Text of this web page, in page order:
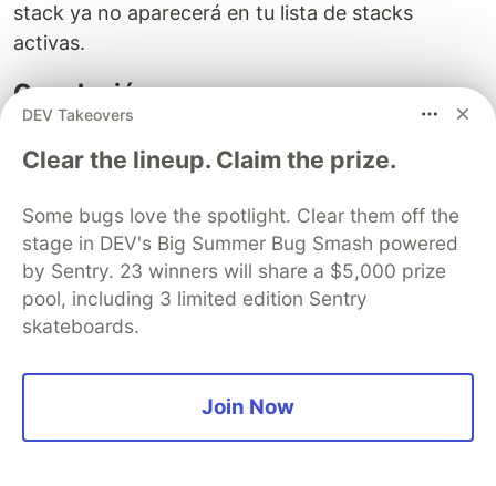
stack ya no aparecerá en tu lista de stacks
activas.
Conclusión
sensibles con Enclaves de Nitro en Amazon EC2,
AWS KMS para restringir el acceso y que solo el
Enclave de Nitro pueda usar la clave para
desencriptar la imagen.
En el próximo post hablaremos de Amazon
entrenar modelos de IA a gran escala, ideal para
aquellos que requieren un alto consumo de
DEV Takeovers
Clear the lineup. Claim the prize.
Some bugs love the spotlight. Clear them off the
stage in DEV's Big Summer Bug Smash powered
by Sentry. 23 winners will share a $5,000 prize
pool, including 3 limited edition Sentry
skateboards.
Join Now